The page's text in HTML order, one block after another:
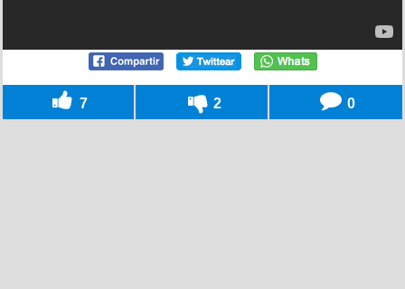
7 2 0